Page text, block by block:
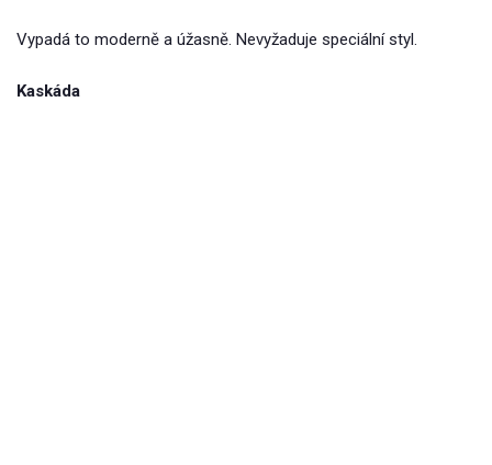
Vypadá to moderně a úžasně. Nevyžaduje speciální styl.
Kaskáda